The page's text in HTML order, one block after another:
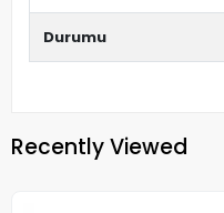
Durumu
Recently Viewed